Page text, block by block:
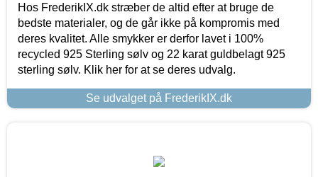
Hos FrederikIX.dk stræber de altid efter at bruge de
bedste materialer, og de går ikke på kompromis med
deres kvalitet. Alle smykker er derfor lavet i 100%
recycled 925 Sterling sølv og 22 karat guldbelagt 925
sterling sølv. Klik her for at se deres udvalg.
Se udvalget på FrederikIX.dk